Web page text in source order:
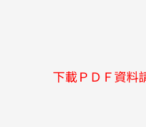
下載ＰＤＦ資料